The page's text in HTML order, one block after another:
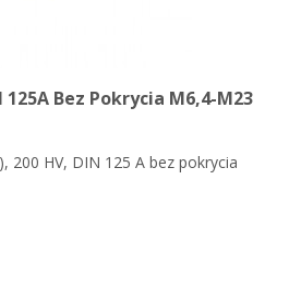
125A Bez Pokrycia M6,4-M23
200 HV, DIN 125 A bez pokrycia